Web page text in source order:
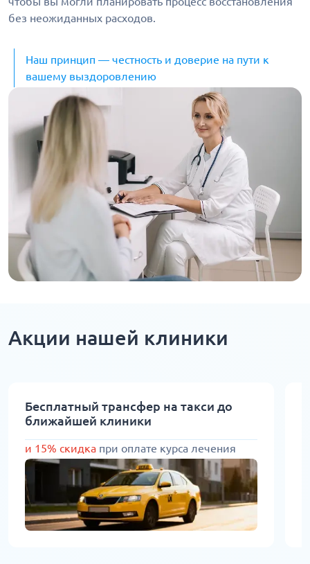
без неожиданных расходов.
Наш принцип — честность и доверие на пути к
вашему выздоровлению
Акции нашей клиники
Бесплатный трансфер на такси до
ближайшей клиники
и 15% скидка при оплате курса лечения